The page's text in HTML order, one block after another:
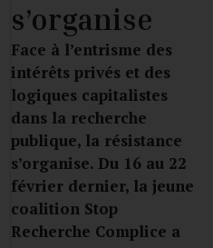
s’organise
Face à l’entrisme des
intérêts privés et des
logiques capitalistes
dans la recherche
publique, la résistance
s’organise. Du 16 au 22
février dernier, la jeune
coalition Stop
Recherche Complice a